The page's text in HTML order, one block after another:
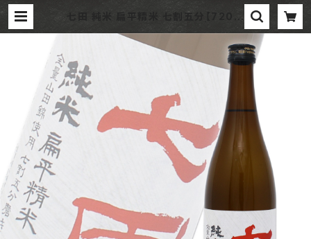
七田 純米 扁平精米 七割五分【720m